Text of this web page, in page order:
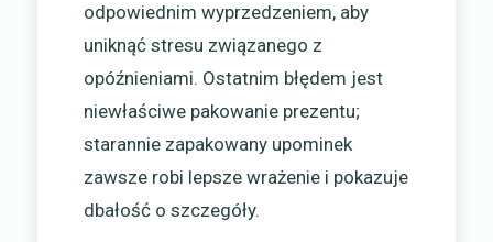
odpowiednim wyprzedzeniem, aby
uniknąć stresu związanego z
opóźnieniami. Ostatnim błędem jest
niewłaściwe pakowanie prezentu;
starannie zapakowany upominek
zawsze robi lepsze wrażenie i pokazuje
dbałość o szczegóły.